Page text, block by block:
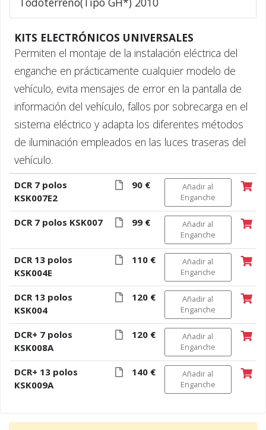
KITS ELECTRÓNICOS UNIVERSALES
Permiten el montaje de la instalación eléctrica del
enganche en prácticamente cualquier modelo de
vehículo, evita mensajes de error en la pantalla de
información del vehículo, fallos por sobrecarga en el
sistema eléctrico y adapta los diferentes métodos
de iluminación empleados en las luces traseras del
vehículo.
DCR 7 polos
KSK007E2
90 €
Añadir al
Enganche
DCR 7 polos KSK007 99 €
Añadir al
Enganche
DCR 13 polos
KSK004E
110 €
Añadir al
Enganche
DCR 13 polos
KSK004
120 €
Añadir al
Enganche
DCR+ 7 polos
KSK008A
120 €
Añadir al
Enganche
DCR+ 13 polos
KSK009A
140 €
Añadir al
Enganche